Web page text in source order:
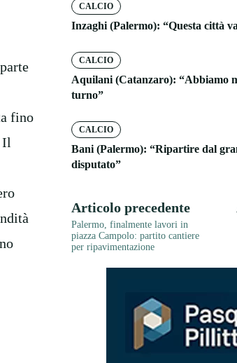
fino
Il
CALCIO
Inzaghi (Palermo): “Questa città
CALCIO
Aquilani (Catanzaro): “Abbiamo
turno”
CALCIO
Bani (Palermo): “Ripartire dal
disputato”
Articolo precedente
Palermo, finalmente lavori in
piazza Campolo: partito cantiere
per ripavimentazione